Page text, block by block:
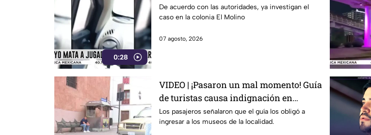
0:28
punto en León
De acuerdo con las autoridades, ya investigan el
caso en la colonia El Molino
07 agosto, 2026
VIDEO | ¡Pasaron un mal momento! Guía
de turistas causa indignación en
Guanajuato Capital
Los pasajeros señalaron que el guía los obligó a
ingresar a los museos de la localidad.